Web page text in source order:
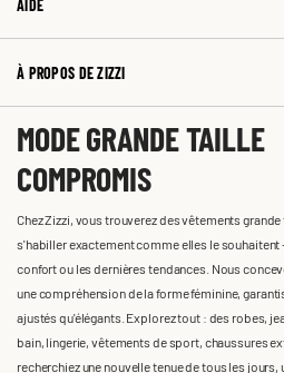
AIDE
À PROPOS DE ZIZZI
MODE GRANDE
COMPROMIS
Chez Zizzi, vous trouverez des vêtements
s'habiller exactement comme elles le
confort ou les dernières tendances. Nous
une compréhension de la forme féminine,
ajustés qu'élégants. Explorez tout : des robes,
bain, lingerie, vêtements de sport, chaussures
recherchiez une nouvelle tenue de tous les